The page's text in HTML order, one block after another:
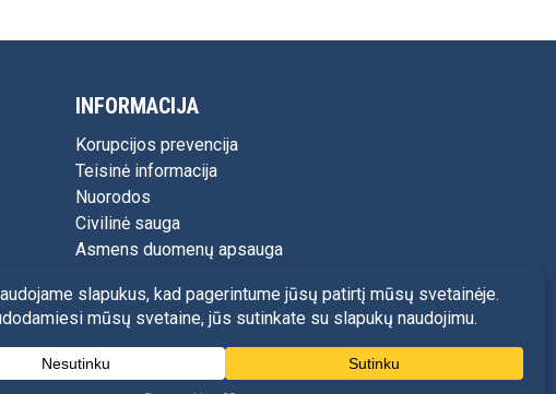
INFORMACIJA
Korupcijos prevencija
Teisinė informacija
Nuorodos
Civilinė sauga
Asmens duomenų apsauga